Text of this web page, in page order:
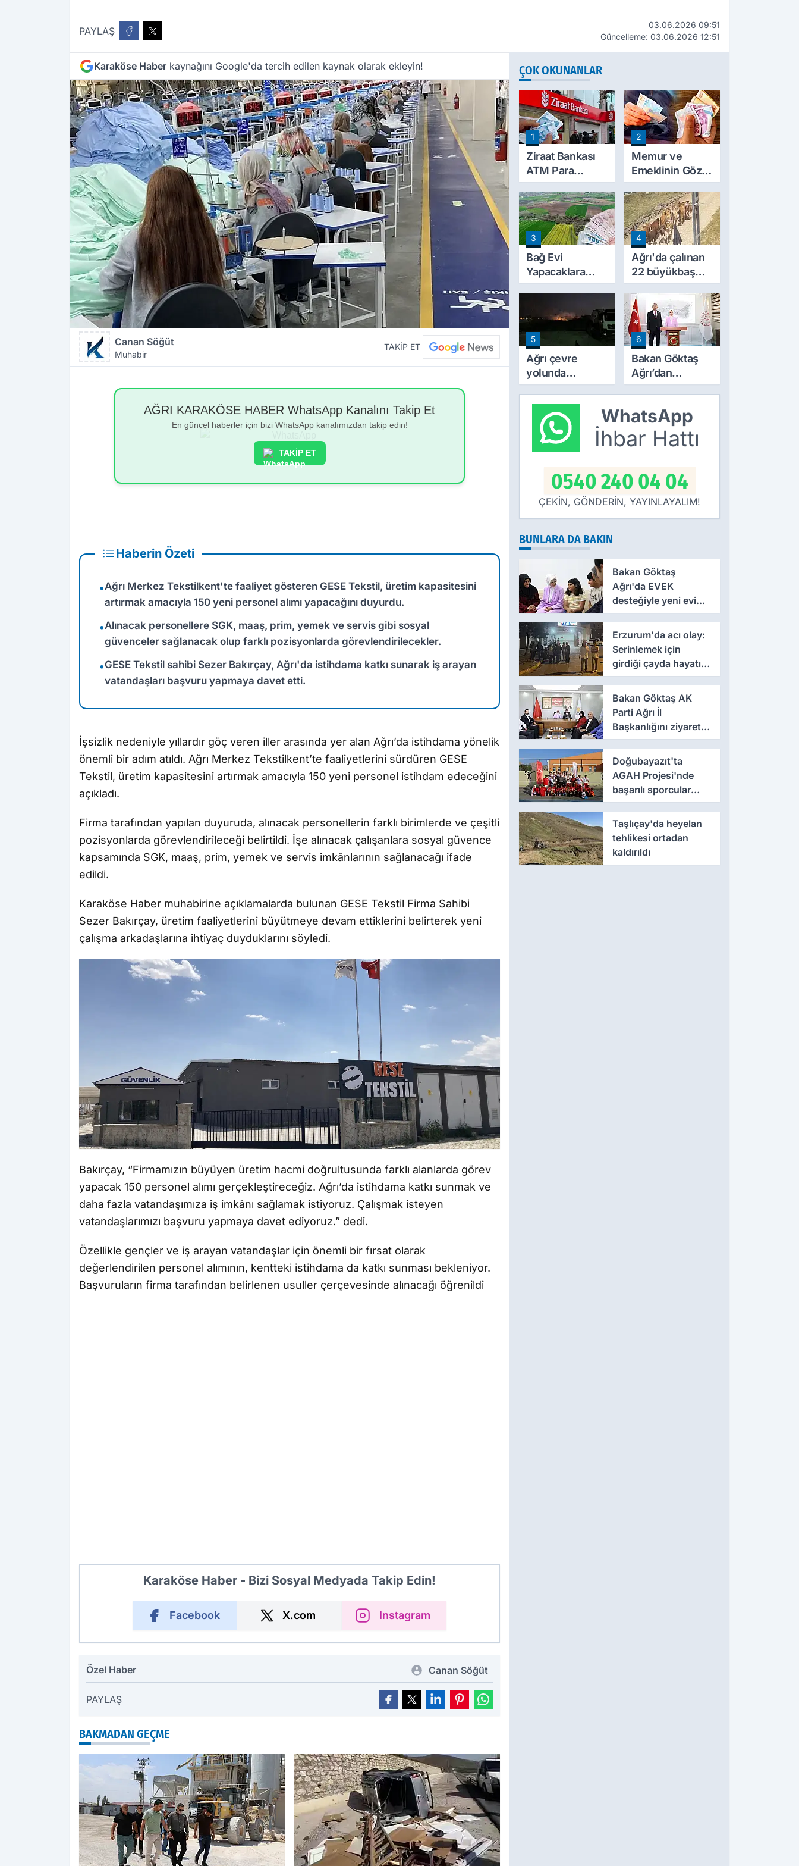
PAYLAŞ
03.06.2026 09:51
Güncelleme: 03.06.2026 12:51
Karaköse Haber kaynağını Google'da tercih edilen kaynak olarak ekleyin!
Canan Söğüt
Muhabir
TAKİP ET
AĞRI KARAKÖSE HABER WhatsApp Kanalını Takip Et
En güncel haberler için bizi WhatsApp kanalımızdan takip edin!
TAKİP ET
Haberin Özeti
•Ağrı Merkez Tekstilkent'te faaliyet gösteren GESE Tekstil, üretim kapasitesini
artırmak amacıyla 150 yeni personel alımı yapacağını duyurdu.
•Alınacak personellere SGK, maaş, prim, yemek ve servis gibi sosyal
güvenceler sağlanacak olup farklı pozisyonlarda görevlendirilecekler.
•GESE Tekstil sahibi Sezer Bakırçay, Ağrı'da istihdama katkı sunarak iş arayan
vatandaşları başvuru yapmaya davet etti.
İşsizlik nedeniyle yıllardır göç veren iller arasında yer alan Ağrı’da istihdama yönelik
önemli bir adım atıldı. Ağrı Merkez Tekstilkent’te faaliyetlerini sürdüren GESE
Tekstil, üretim kapasitesini artırmak amacıyla 150 yeni personel istihdam edeceğini
açıkladı.
Firma tarafından yapılan duyuruda, alınacak personellerin farklı birimlerde ve çeşitli
pozisyonlarda görevlendirileceği belirtildi. İşe alınacak çalışanlara sosyal güvence
kapsamında SGK, maaş, prim, yemek ve servis imkânlarının sağlanacağı ifade
edildi.
Karaköse Haber muhabirine açıklamalarda bulunan GESE Tekstil Firma Sahibi
Sezer Bakırçay, üretim faaliyetlerini büyütmeye devam ettiklerini belirterek yeni
çalışma arkadaşlarına ihtiyaç duyduklarını söyledi.
Bakırçay, “Firmamızın büyüyen üretim hacmi doğrultusunda farklı alanlarda görev
yapacak 150 personel alımı gerçekleştireceğiz. Ağrı’da istihdama katkı sunmak ve
daha fazla vatandaşımıza iş imkânı sağlamak istiyoruz. Çalışmak isteyen
vatandaşlarımızı başvuru yapmaya davet ediyoruz.” dedi.
Özellikle gençler ve iş arayan vatandaşlar için önemli bir fırsat olarak
değerlendirilen personel alımının, kentteki istihdama da katkı sunması bekleniyor.
Başvuruların firma tarafından belirlenen usuller çerçevesinde alınacağı öğrenildi
Karaköse Haber - Bizi Sosyal Medyada Takip Edin!
Facebook X.com Instagram
Özel Haber Canan Söğüt
PAYLAŞ
BAKMADAN GEÇME
ÇOK OKUNANLAR
1
Ziraat Bankası
ATM Para
Çekme Limitini
Artırdı: Günlük
Ücretsiz Limit
30 Bin TL Oldu
2
Memur ve
Emeklinin Gözü
Ocak
Zammında: İlk
Hesaplamalar
Belli Olmaya
Başladı
3
Bağ Evi
Yapacaklara
Yeni Dönem:
Arazilerinde
Yapılaşma
Şartları Değişti
4
Ağrı'da çalınan
22 büyükbaş
hayvandan 15’i
Doğubayazıt’ta
bulundu
5
Ağrı çevre
yolunda
korkutan
yangın! alevler
geceyi aydınlattı
6
Bakan Göktaş
Ağrı’dan
‘Terörsüz
verdi
WhatsApp
İhbar Hattı
0540 240 04 04
ÇEKİN, GÖNDERİN, YAYINLAYALIM!
BUNLARA DA BAKIN
Bakan Göktaş
Ağrı'da EVEK
desteğiyle yeni evine
kavuşan anneye
konuk oldu
Erzurum'da acı olay:
Serinlemek için
girdiği çayda hayatını
kaybetti
Bakan Göktaş AK
Parti Ağrı İl
Başkanlığını ziyaret
etti
Doğubayazıt'ta
AGAH Projesi'nde
başarılı sporcular
ödüllendirildi
Taşlıçay'da heyelan
tehlikesi ortadan
kaldırıldı